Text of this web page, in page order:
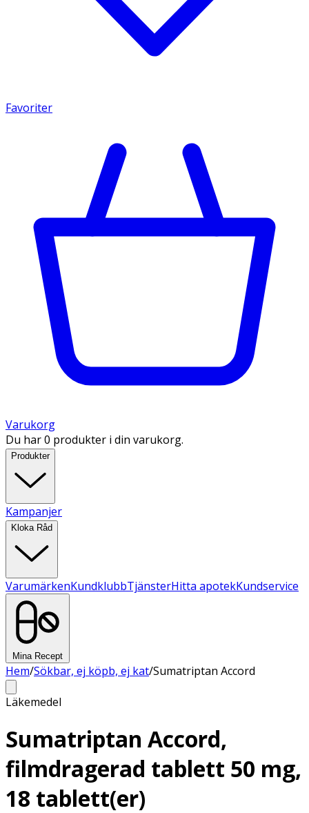
Favoriter
Varukorg
Du har 0 produkter i din varukorg.
Produkter
Kampanjer
Kloka Råd
VarumärkenKundklubbTjänsterHitta apotekKundservice
Mina Recept
Hem/Sökbar, ej köpb, ej kat/Sumatriptan Accord
Läkemedel
Sumatriptan Accord,
filmdragerad tablett 50 mg,
18 tablett(er)